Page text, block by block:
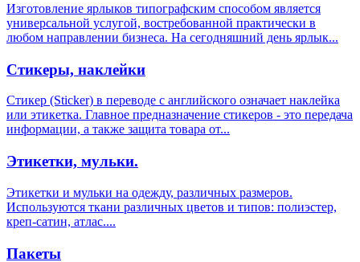
Изготовление ярлыков типографским способом является
универсальной услугой, востребованной практически в
любом направлении бизнеса. На сегодняшний день ярлык...
Стикеры, наклейки
Стикер (Sticker) в переводе с английского означает наклейка
или этикетка. Главное предназначение стикеров - это передача
информации, а также защита товара от...
Этикетки, мульки.
Этикетки и мульки на одежду, различных размеров.
Используются ткани различных цветов и типов: полиэстер,
креп-сатин, атлас....
Пакеты